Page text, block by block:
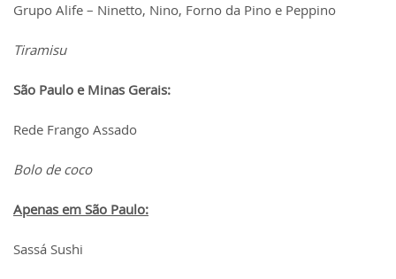
Grupo Alife – Ninetto, Nino, Forno da Pino e Peppino
Tiramisu
São Paulo e Minas Gerais:
Rede Frango Assado
Bolo de coco
Apenas em São Paulo:
Sassá Sushi